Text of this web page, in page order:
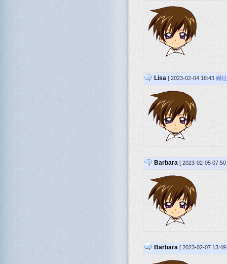
Lisa [ 2023-02-04 16:43 網址
Barbara [ 2023-02-05 07:50
Barbara [ 2023-02-07 13:49